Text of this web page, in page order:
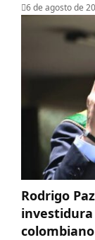
6 de agosto de
Rodrigo
colombiano